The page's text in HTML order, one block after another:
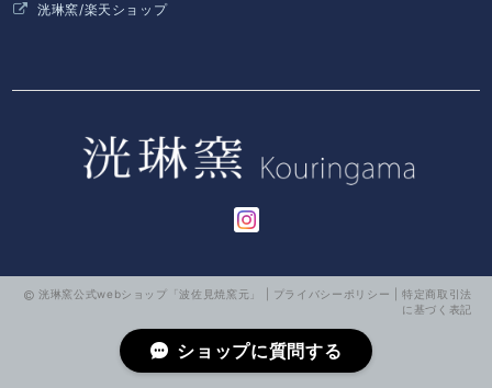
洸琳窯/楽天ショップ
洸琳窯公式webショップ「波佐見焼窯元」 | プライバシーポリシー |特定商取引法
に基づく表記
ショップに質問する